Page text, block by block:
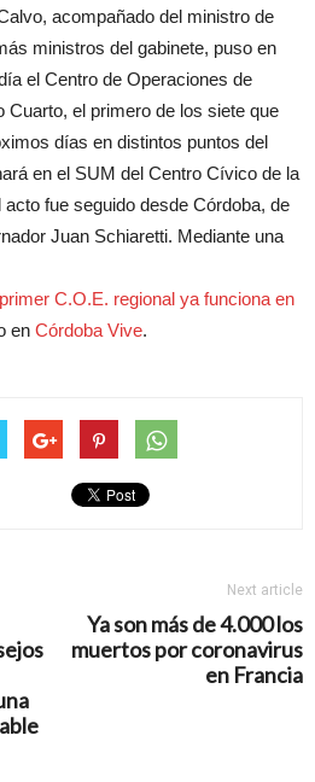
acompañado del ministro de
ministros del gabinete, puso en
el Centro de Operaciones de
el primero de los siete que
días en distintos puntos del
en el SUM del Centro Cívico de la
fue seguido desde Córdoba, de
Juan Schiaretti. Mediante una
C.O.E. regional ya funciona en
en Córdoba Vive.
Next article
Ya son más de 4.000 los
muertos por coronavirus
en Francia